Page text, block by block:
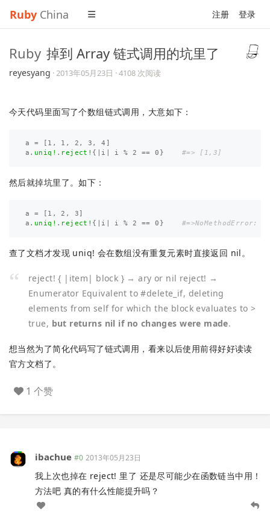
Ruby China 注册 登录
Ruby 掉到 Array 链式调用的坑里了
reyesyang ·2013年05月23日 · 4108 次阅读
今天代码里面写了个数组链式调用，大意如下：
a = [ 1 , 1 , 2 , 3 , 4 ]
a . uniq! . reject! { i i % 2 == 0 } #=> [1,3]
然后就掉坑里了。如下：
a = [ 1 , 2 , 3 ]
a . uniq! . reject! { i i % 2 == 0 }
查了文档才发现 uniq! 会在数组没有重复元素时直接返回 nil。
reject! { |item| block } → ary or nil reject! →
Enumerator Equivalent to #delete_if, deleting
elements from self for which the block evaluates to >
true, but returns nil if no changes were made.
想当然为了简化代码写了链式调用，看来以后使用前得好好读读
官方文档了。
1 个赞
ibachue #0 2013年05月23日
我上次也掉在 reject! 里了 还是尽可能少在函数链当中用！
方法吧 真的有什么性能提升吗？